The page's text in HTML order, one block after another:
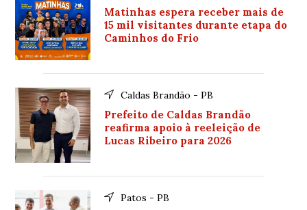
Matinhas espera receber mais de
15 mil visitantes durante etapa do
Caminhos do Frio
Caldas Brandão - PB
Prefeito de Caldas Brandão
reafirma apoio à reeleição de
Lucas Ribeiro para 2026
Patos - PB